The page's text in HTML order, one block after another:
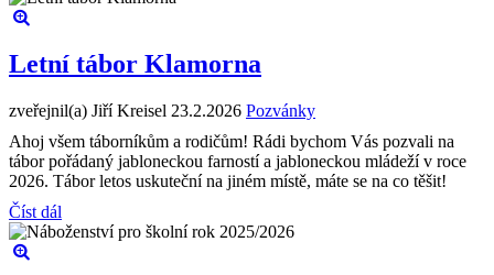
Letní tábor Klamorna
zveřejnil(a) Jiří Kreisel 23.2.2026 Pozvánky
Ahoj všem táborníkům a rodičům! Rádi bychom Vás pozvali na
tábor pořádaný jabloneckou farností a jabloneckou mládeží v roce
2026. Tábor letos uskuteční na jiném místě, máte se na co těšit!
Číst dál